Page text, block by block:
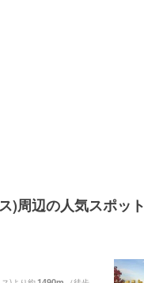
)周辺の人気スポット